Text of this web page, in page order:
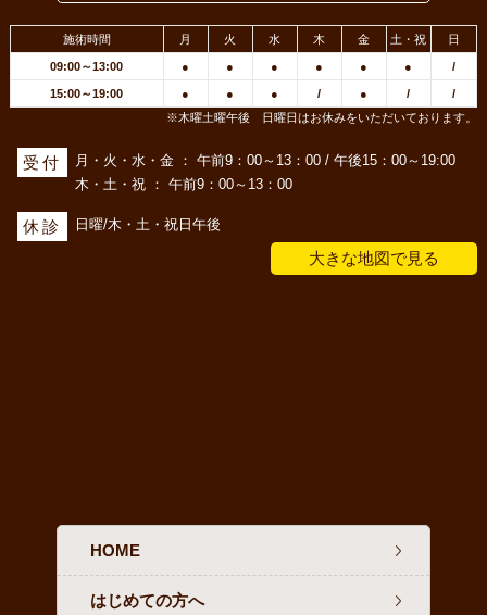
施術時間 月 火 水 木 金 土・祝 日
09:00～13:00 ● ● ● ● ● ● /
15:00～19:00 ● ● ● / ● /
/
※木曜土曜午後 日曜日はお休みをいただいております。
受付
月・火・水・金 ： 午前9：00～13：00 / 午後15：00～19:00
木・土・祝 ： 午前9：00～13：00
休診 日曜/木・土・祝日午後
大きな地図で見る
HOME
はじめての方へ